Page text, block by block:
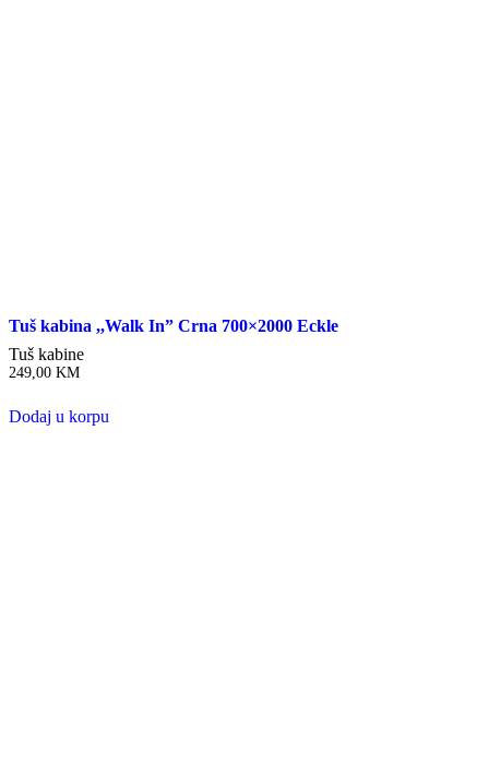
Tuš kabina ,,Walk In” Crna 700×2000 Eckle
Tuš kabine
249,00 KM
Dodaj u korpu